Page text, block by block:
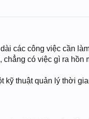
các công việc cần
có việc gì ra hồn
kỹ thuật quản lý thời